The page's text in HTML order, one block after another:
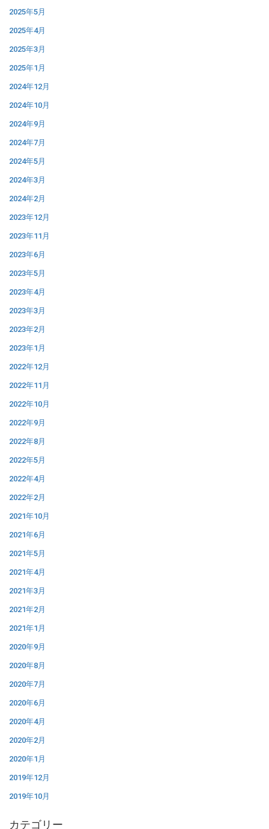
2025年5月
2025年4月
2025年3月
2025年1月
2024年12月
2024年10月
2024年9月
2024年7月
2024年5月
2024年3月
2024年2月
2023年12月
2023年11月
2023年6月
2023年5月
2023年4月
2023年3月
2023年2月
2023年1月
2022年12月
2022年11月
2022年10月
2022年9月
2022年8月
2022年5月
2022年4月
2022年2月
2021年10月
2021年6月
2021年5月
2021年4月
2021年3月
2021年2月
2021年1月
2020年9月
2020年8月
2020年7月
2020年6月
2020年4月
2020年2月
2020年1月
2019年12月
2019年10月
カテゴリー